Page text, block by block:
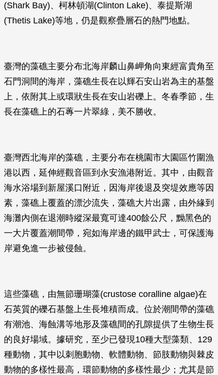
(Shark Bay)、柯林頓湖(Clinton Lake)、泰提斯湖
(Thetis Lake)等地，仍是觀察疊層石的熱門地點。
臺灣的藻礁主要分布北海岸麟山鼻岬角向東經富貴角至
石門洞間的海岸，藻礁生長在以輝石安山岩為主的基盤
上，依附其上或環狀生長在安山岩礫上。冬春季節，生
長在藻礁上的石蓴一片翠綠，美不勝收。
臺灣西北海岸的藻礁，主要分布在桃園市大園區竹圍漁
港以西，延伸經觀音區到永安漁港附近。其中，由觀音
海水浴場到新屋溪口附近，因海岸後退及突堤效應等因
素，藻礁上覆蓋的漂沙流失，藻礁大片出露，由外緣到
海灘內側在退潮時縱深最寬可達400餘公尺，黝黑色的
一大片覆蓋潮間帶，宛如海岸邊的鐵甲武士，可保護海
岸避免進一步被侵蝕。
這些藻礁，由無節珊瑚藻(crustose coralline algae)在
石英質的礫石基盤上生長堆積而成。位於潮間帶的藻礁
有潮池、海蝕溝等地形及藻礁間的孔隙提供了生物生長
的良好場域。據研究，至少已發現10種大型藻類、129
種動物，其中以刺胞動物、軟體動物、節肢動物與棘皮
動物的多樣性最高，環節動物的多樣性最少；尤其是節